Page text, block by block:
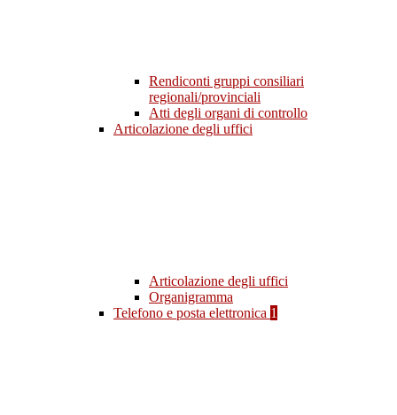
Rendiconti gruppi consiliari
regionali/provinciali
Atti degli organi di controllo
Articolazione degli uffici
Articolazione degli uffici
Organigramma
Telefono e posta elettronica 1